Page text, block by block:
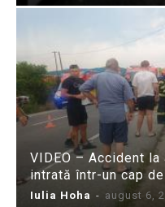
VIDEO – Accident la
intrată într-un cap
Iulia Hoha - august 6,